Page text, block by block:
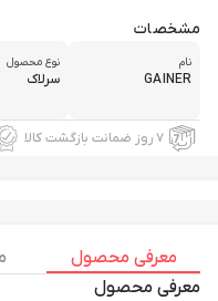
مشخصات
نام
GAINER
نوع محصول
سرلاک
۷ روز ضمانت بازگشت کالا
معرفی محصول
معرفی محصول